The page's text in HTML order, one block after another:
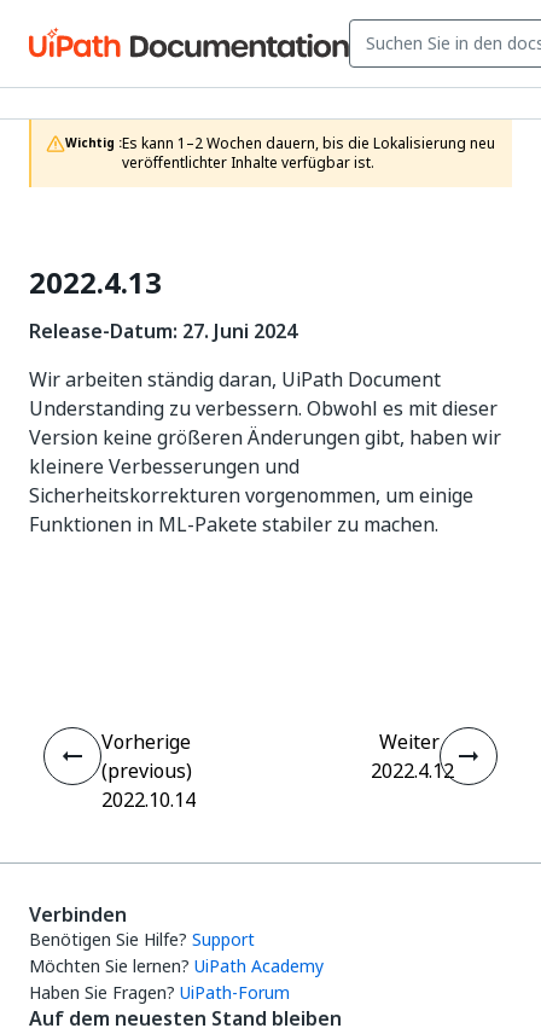
Wichtig :Es kann 1–2 Wochen dauern, bis die Lokalisierung neu
veröffentlichter Inhalte verfügbar ist.
2022.4.13
Release-Datum: 27. Juni 2024
Wir arbeiten ständig daran, UiPath Document
Understanding zu verbessern. Obwohl es mit dieser
Version keine größeren Änderungen gibt, haben wir
kleinere Verbesserungen und
Sicherheitskorrekturen vorgenommen, um einige
Funktionen in ML-Pakete stabiler zu machen.
Vorherige
(previous)
2022.10.14
Weiter
2022.4.12
Verbinden
Benötigen Sie Hilfe? Support
Möchten Sie lernen? UiPath Academy
Haben Sie Fragen? UiPath-Forum
Auf dem neuesten Stand bleiben